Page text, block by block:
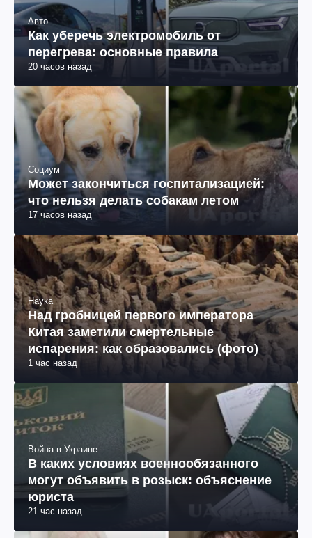
Авто
Как уберечь электромобиль от
перегрева: основные правила
20 часов назад
Социум
Может закончиться госпитализацией:
что нельзя делать собакам летом
17 часов назад
Наука
Над гробницей первого императора
Китая заметили смертельные
испарения: как образовались (фото)
1 час назад
Война в Украине
В каких условиях военнообязанного
могут объявить в розыск: объяснение
юриста
21 час назад